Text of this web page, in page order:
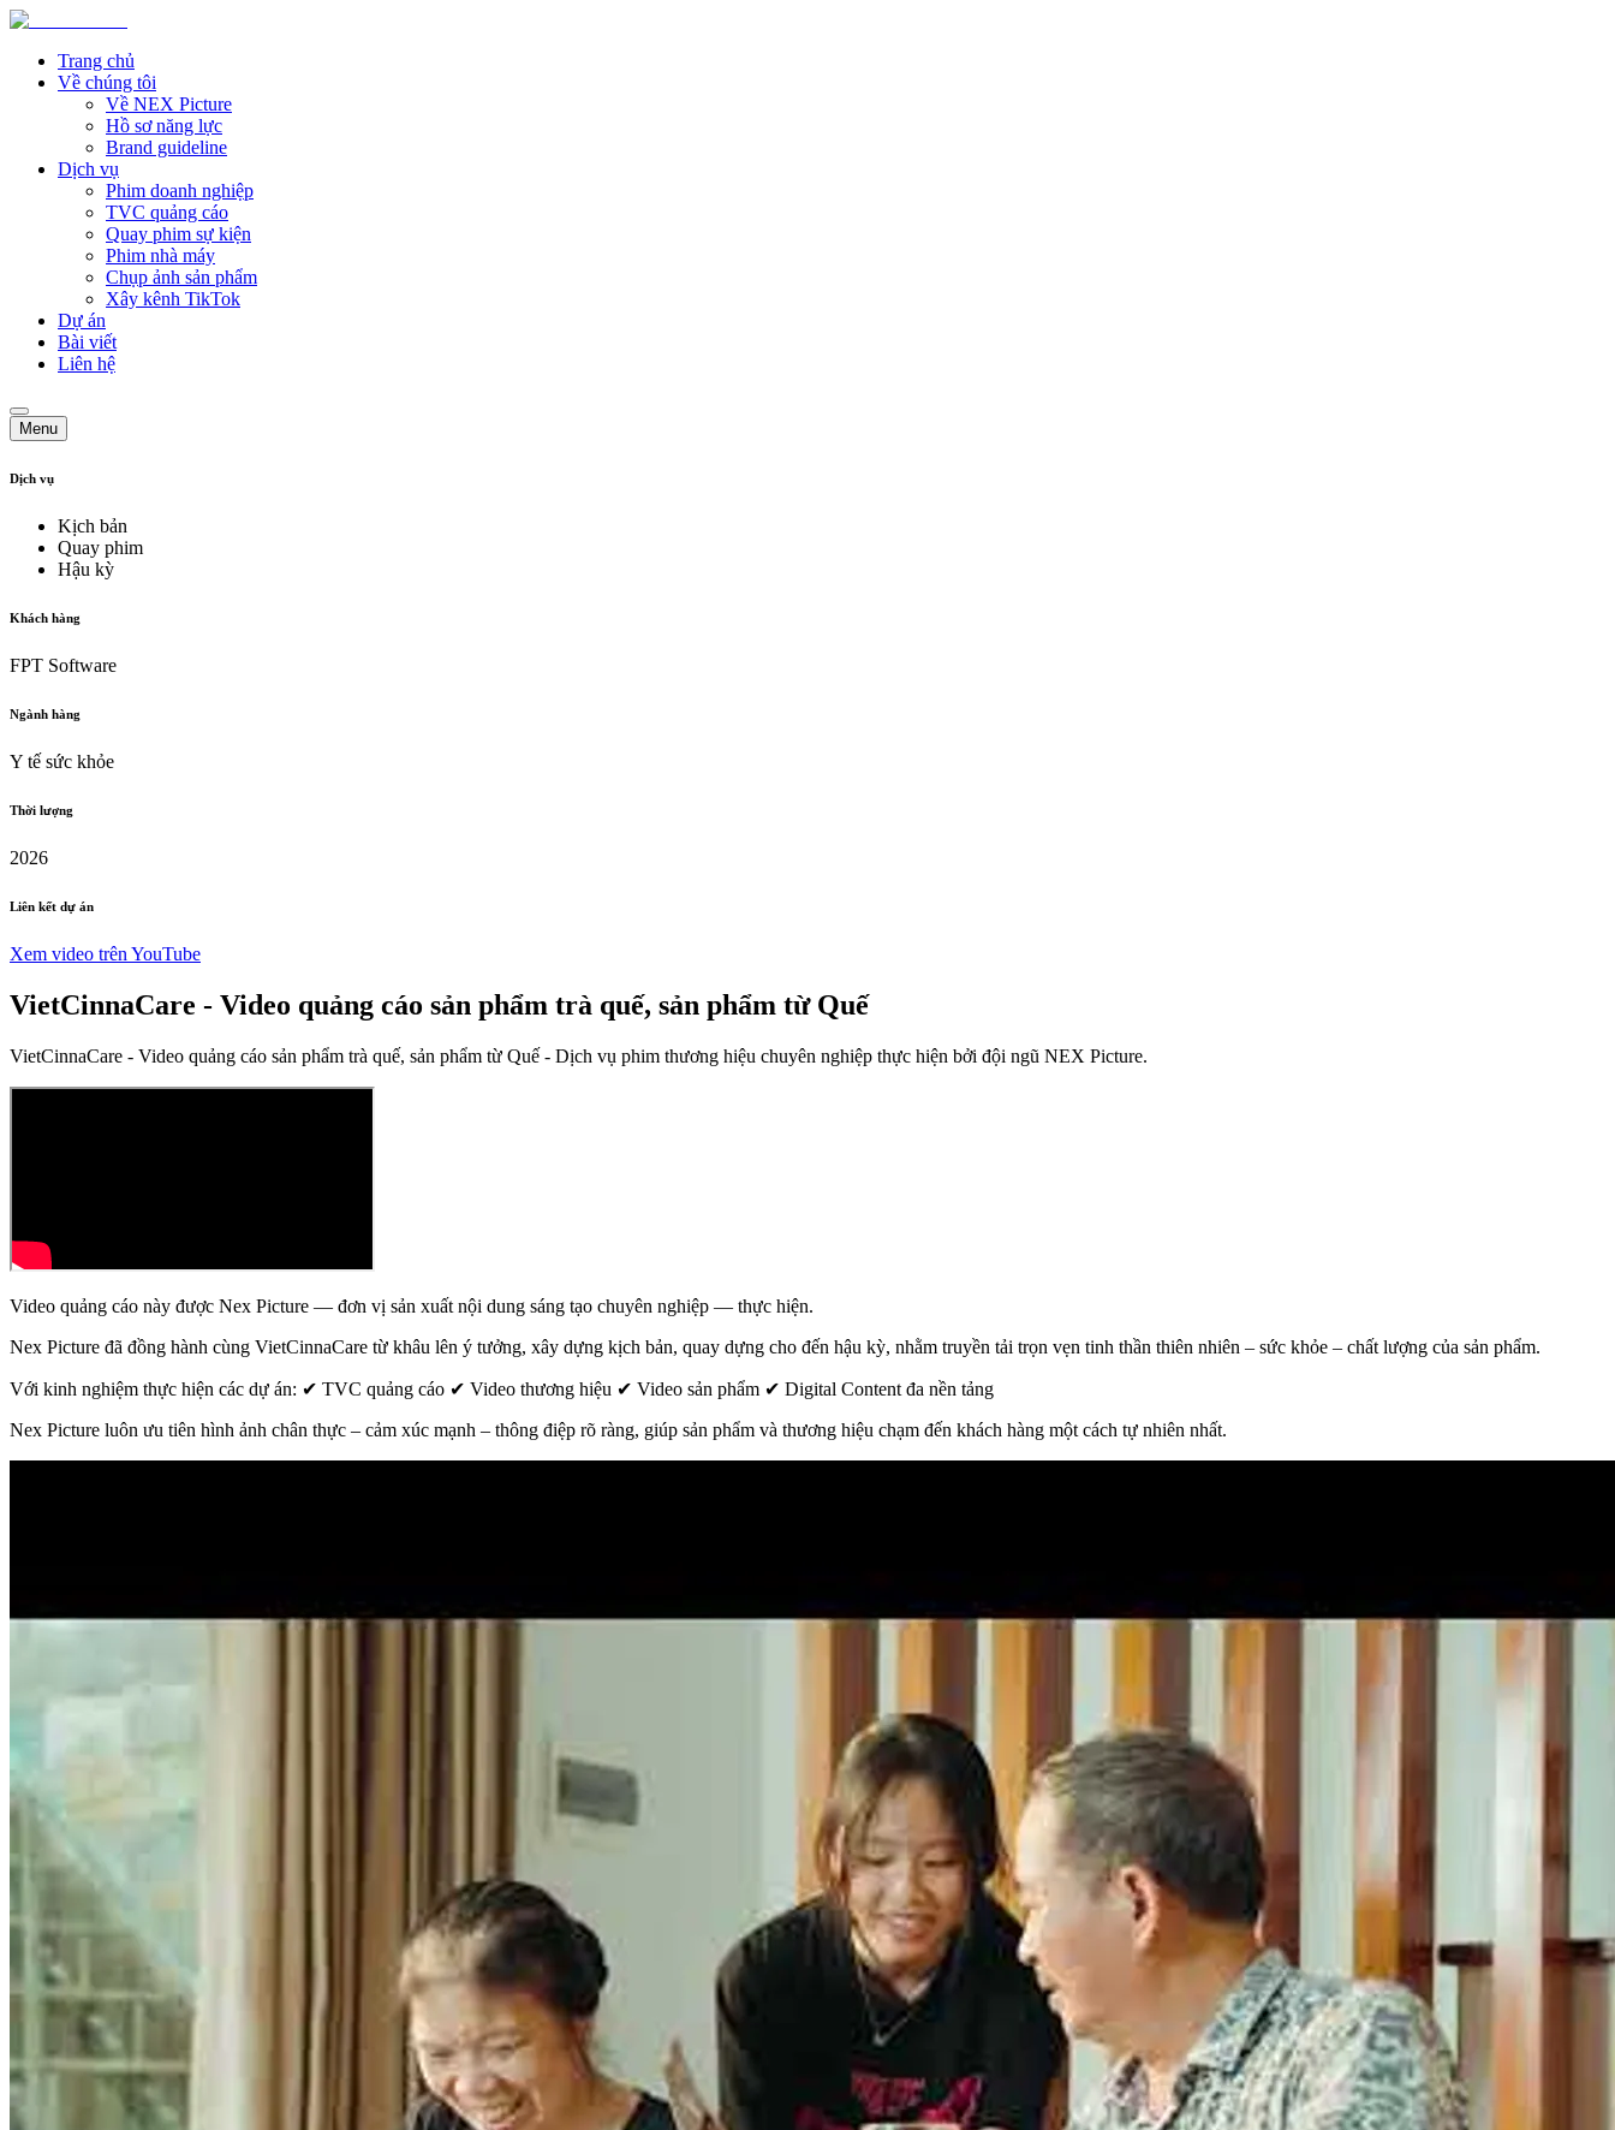
Trang chủ
Về chúng tôi
Về NEX Picture
Hồ sơ năng lực
Brand guideline
Dịch vụ
Phim doanh nghiệp
TVC quảng cáo
Quay phim sự kiện
Phim nhà máy
Chụp ảnh sản phẩm
Xây kênh TikTok
Dự án
Bài viết
Liên hệ
Menu
Dịch vụ
Kịch bản
Quay phim
Hậu kỳ
Khách hàng
FPT Software
Ngành hàng
Y tế sức khỏe
Thời lượng
2026
Liên kết dự án
Xem video trên YouTube
VietCinnaCare - Video quảng cáo sản phẩm trà quế, sản phẩm từ Quế
VietCinnaCare - Video quảng cáo sản phẩm trà quế, sản phẩm từ Quế - Dịch vụ phim thương hiệu chuyên nghiệp thực hiện bởi đội ngũ NEX Picture.
Video quảng cáo này được Nex Picture — đơn vị sản xuất nội dung sáng tạo chuyên nghiệp — thực hiện.
Nex Picture đã đồng hành cùng VietCinnaCare từ khâu lên ý tưởng, xây dựng kịch bản, quay dựng cho đến hậu kỳ, nhằm truyền tải trọn vẹn tinh thần thiên nhiên – sức khỏe – chất lượng của sản phẩm.
Với kinh nghiệm thực hiện các dự án: ✔ TVC quảng cáo ✔ Video thương hiệu ✔ Video sản phẩm ✔ Digital Content đa nền tảng
Nex Picture luôn ưu tiên hình ảnh chân thực – cảm xúc mạnh – thông điệp rõ ràng, giúp sản phẩm và thương hiệu chạm đến khách hàng một cách tự nhiên nhất.